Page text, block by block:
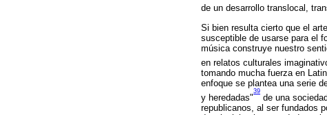
de un desarrollo translocal,
Si bien resulta cierto que el
susceptible de usarse para el
música construye nuestro
en relatos culturales
tomando mucha fuerza en
enfoque se plantea una serie
y heredadas"
39
de una
republicanos, al ser fundados